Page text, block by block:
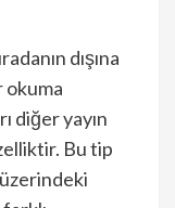
dışına
okuma
diğer yayın
Bu tip